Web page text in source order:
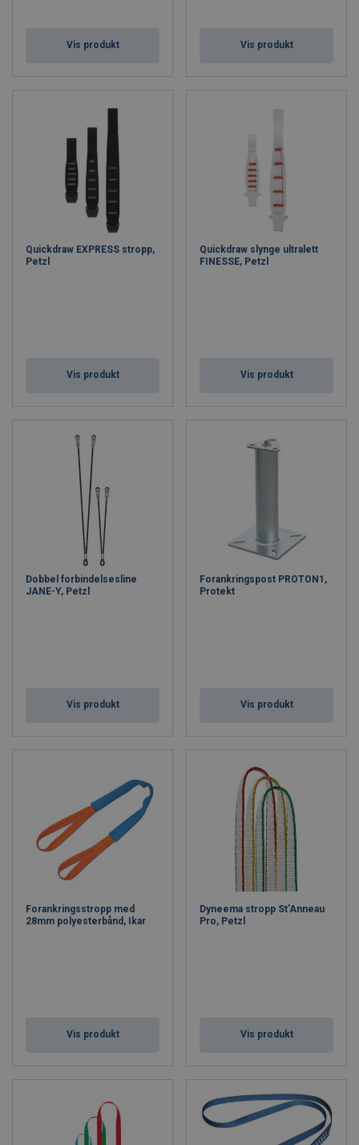
Vis produkt Vis produkt
Quickdraw EXPRESS stropp,
Petzl
Vis produkt
Quickdraw slynge ultralett
FINESSE, Petzl
Vis produkt
Dobbel forbindelsesline
JANE-Y, Petzl
Vis produkt
Forankringspost PROTON1,
Protekt
Vis produkt
Forankringsstropp med
28mm polyesterbånd, Ikar
Vis produkt
Dyneema stropp St'Anneau
Pro, Petzl
Vis produkt